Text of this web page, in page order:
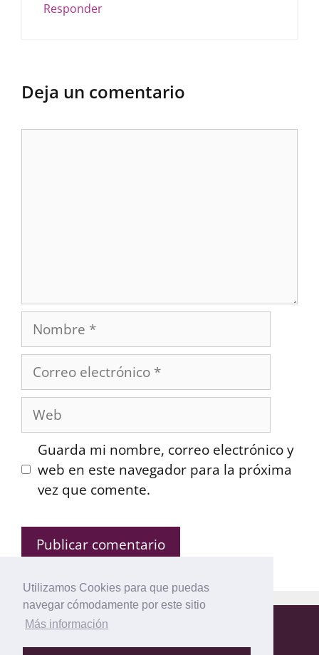
Utilizamos Cookies para que puedas
navegar cómodamente por este sitio
Más información
Responder
Deja un comentario
Nombre
Correo
electrónico
Web
Guarda mi nombre, correo electrónico y
web en este navegador para la próxima
vez que comente.
Mapa del Sitio